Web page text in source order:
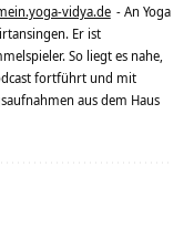
vidya.de - An Yoga
Er ist
So liegt es nahe,
fortführt und mit
aus dem Haus